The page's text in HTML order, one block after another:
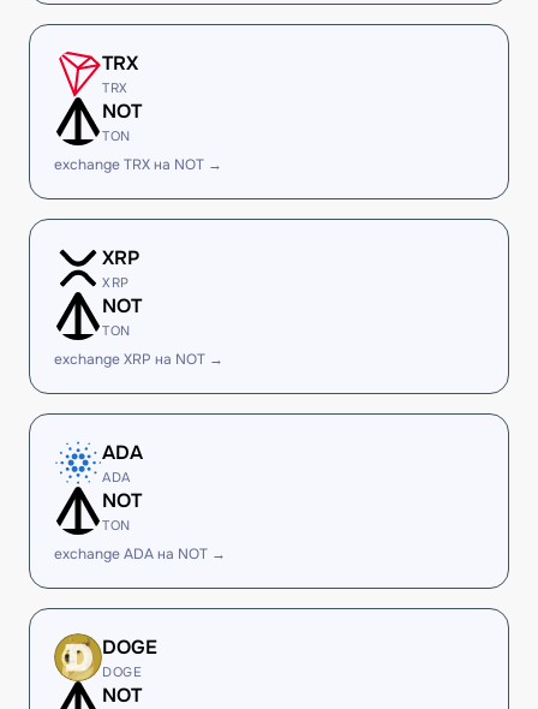
TRX
TRX
NOT
TON
exchange TRX на NOT →
XRP
XRP
NOT
TON
exchange XRP на NOT →
ADA
ADA
NOT
TON
exchange ADA на NOT →
DOGE
DOGE
NOT